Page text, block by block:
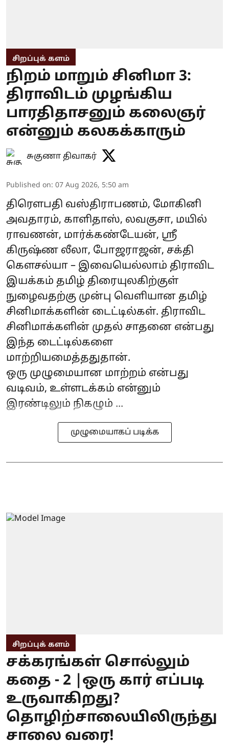
சிறப்புக் களம்
நிறம் மாறும் சினிமா 3:
திராவிடம் முழங்கிய
பாரதிதாசனும் கலைஞர்
என்னும் கலகக்காரும்
சுகுணா திவாகர்
Published on: 07 Aug 2026, 5:50 am
திரௌபதி வஸ்திராபணம், மோகினி
அவதாரம், காளிதாஸ், லவகுசா, மயில்
ராவணன், மார்க்கண்டேயன், ஸ்ரீ
கிருஷ்ண லீலா, போஜராஜன், சக்தி
கௌசல்யா – இவையெல்லாம் திராவிட
இயக்கம் தமிழ் திரையுலகிற்குள்
நுழைவதற்கு முன்பு வெளியான தமிழ்
சினிமாக்களின் டைட்டில்கள். திராவிட
சினிமாக்களின் முதல் சாதனை என்பது
இந்த டைட்டில்களை
மாற்றியமைத்ததுதான்.
ஒரு முழுமையான மாற்றம் என்பது
வடிவம், உள்ளடக்கம் என்னும்
இரண்டிலும் நிகழும் ...
முழுமையாகப் படிக்க
சிறப்புக் களம்
சக்கரங்கள் சொல்லும்
கதை - 2 |ஒரு கார் எப்படி
உருவாகிறது?
தொழிற்சாலையிலிருந்து
சாலை வரை!